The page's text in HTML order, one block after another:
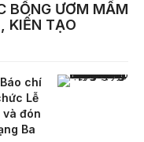
BỔNG ƯƠM MẦM
KIẾN TẠO
chí
Lễ
và đón
Ba